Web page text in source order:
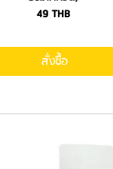
49THB
สั่งซื้อ